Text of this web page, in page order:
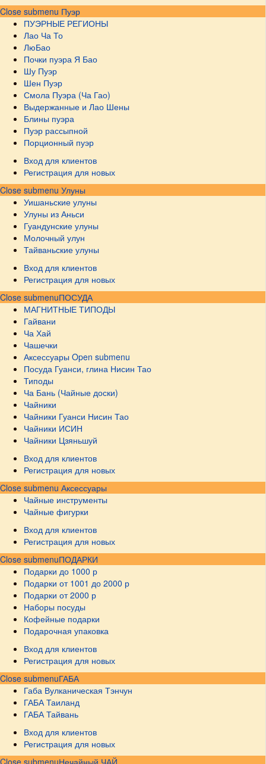
Close submenu Пуэр
ПУЭРНЫЕ РЕГИОНЫ
Лао Ча То
ЛюБао
Почки пуэра Я Бао
Шу Пуэр
Шен Пуэр
Смола Пуэра (Ча Гао)
Выдержанные и Лао Шены
Блины пуэра
Пуэр рассыпной
Порционный пуэр
Вход для клиентов
Регистрация для новых
Close submenu Улуны
Уишаньские улуны
Улуны из Аньси
Гуандунские улуны
Молочный улун
Тайваньские улуны
Вход для клиентов
Регистрация для новых
Close submenuПОСУДА
МАГНИТНЫЕ ТИПОДЫ
Гайвани
Ча Хай
Чашечки
Аксессуары Open submenu
Посуда Гуанси, глина Нисин Тао
Типоды
Ча Бань (Чайные доски)
Чайники
Чайники Гуанси Нисин Тао
Чайники ИСИН
Чайники Цзяньшуй
Вход для клиентов
Регистрация для новых
Close submenu Аксессуары
Чайные инструменты
Чайные фигурки
Вход для клиентов
Регистрация для новых
Close submenuПОДАРКИ
Подарки до 1000 р
Подарки от 1001 до 2000 р
Подарки от 2000 р
Наборы посуды
Кофейные подарки
Подарочная упаковка
Вход для клиентов
Регистрация для новых
Close submenuГАБА
Габа Вулканическая Тэнчун
ГАБА Таиланд
ГАБА Тайвань
Вход для клиентов
Регистрация для новых
Close submenuНечайный ЧАЙ